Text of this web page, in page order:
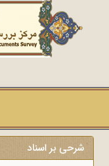
شرحی بر اسناد